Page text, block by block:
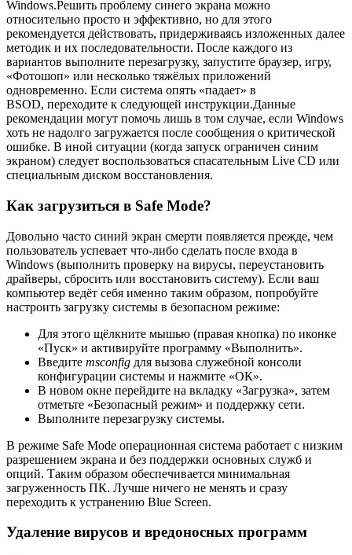
Windows.Решить проблему синего экрана можно
относительно просто и эффективно, но для этого
рекомендуется действовать, придерживаясь изложенных далее
методик и их последовательности. После каждого из
вариантов выполните перезагрузку, запустите браузер, игру,
«Фотошоп» или несколько тяжёлых приложений
одновременно. Если система опять «падает» в
BSOD, переходите к следующей инструкции.Данные
рекомендации могут помочь лишь в том случае, если Windows
хоть не надолго загружается после сообщения о критической
ошибке. В иной ситуации (когда запуск ограничен синим
экраном) следует воспользоваться спасательным Live CD или
специальным диском восстановления.
Как загрузиться в Safe Mode?
Довольно часто синий экран смерти появляется прежде, чем
пользователь успевает что-либо сделать после входа в
Windows (выполнить проверку на вирусы, переустановить
драйверы, сбросить или восстановить систему). Если ваш
компьютер ведёт себя именно таким образом, попробуйте
настроить загрузку системы в безопасном режиме:
Для этого щёлкните мышью (правая кнопка) по иконке
«Пуск» и активируйте программу «Выполнить».
Введите msconfig для вызова служебной консоли
конфигурации системы и нажмите «ОК».
В новом окне перейдите на вкладку «Загрузка», затем
отметьте «Безопасный режим» и поддержку сети.
Выполните перезагрузку системы.
В режиме Safe Mode операционная система работает с низким
разрешением экрана и без поддержки основных служб и
опций. Таким образом обеспечивается минимальная
загруженность ПК. Лучше ничего не менять и сразу
переходить к устранению Blue Screen.
Удаление вирусов и вредоносных программ